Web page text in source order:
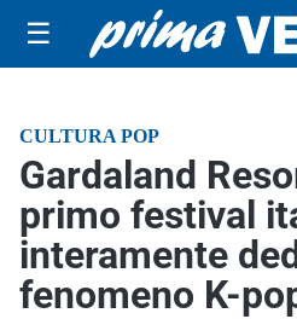
☰
CULTURA POP
Gardaland
primo festival
interamente
fenomeno K-